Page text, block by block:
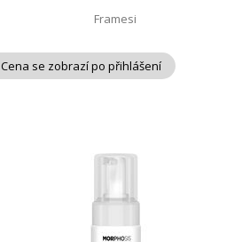
Framesi
Cena se zobrazí po přihlášení